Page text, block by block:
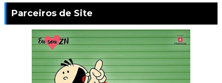
Parceiros de Site